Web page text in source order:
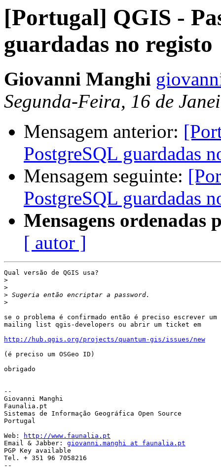
[Portugal] QGIS -
guardadas no registo
Giovanni Manghi
Segunda-Feira, 16 de
Mensagem anterior:
PostgreSQL guardadas
Mensagem seguinte:
PostgreSQL guardadas
Mensagens ordenadas
[ autor ]
Qual versão de QGIS usa?
>
>
>
>
se o problema é confirmado então é preciso escrever
mailing list qgis-developers ou abrir um ticket em
http://hub.qgis.org/projects/quantum-gis/issues/new
(é preciso um OSGeo ID)
obrigado
--
Giovanni Manghi
Faunalia.pt
Sistemas de Informação Geográfica Open Source
Portugal
Web:
http://www.faunalia.pt
Email & Jabber: giovanni.manghi at faunalia.pt
PGP Key available
Tel. + 351 96 7058216
--